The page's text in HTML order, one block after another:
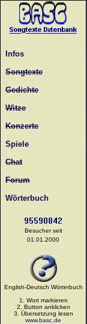
Infos
Songtexte
Gedichte
Witze
Konzerte
Spiele
Chat
Forum
Wörterbuch
Besucher seit
01.01.2000
English-Deutsch Wörterbuch
1. Wort markieren
2. Button anklicken
3. Übersetzung lesen
www.basc.de